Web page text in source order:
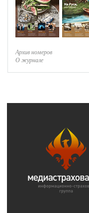
Архив номеров
О журнале